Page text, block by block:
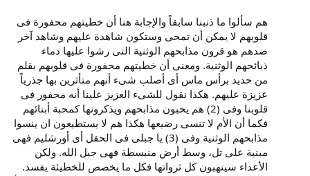
هم سألوا ما ذنبنا سابقاً والإجابة هنا أن خطيتهم محفورة فى
قلوبهم لا يمكن أن تمحى وستكون شاهدة عليهم وشاهد آخر
ضدهم هو قرون مذابحهم الوثنية التى رشوا عليها دماء
ذبائحهم الوثنية. ومعنى أن خطيتهم محفورة فى قلوبهم بقلم
من حديد برأس ماس أى أصلب شىء أنهم متأثرين بها جذرياً
عزيزة عليهم. هكذا نقول للشىء العزيز علينا أنه محفور فى
قلوبنا وفى (2) هم يحبون مذابحهم ويذكرونها كمحبة أبنائهم
فكما أن الأم لا تنسى رضيعها هكذا هم لا يستطيعون ان ينسوا
مذابحهم الوثنية وفى (3) يا جبلى فى الحقل أى أورشليم فهى
مبنية على تل، وسط أرض منبسطة فهى جبل الله. ولكن
الأعداء سينهبون كل ثرواتها فكل ما يخصص للخطيئة يفسد.